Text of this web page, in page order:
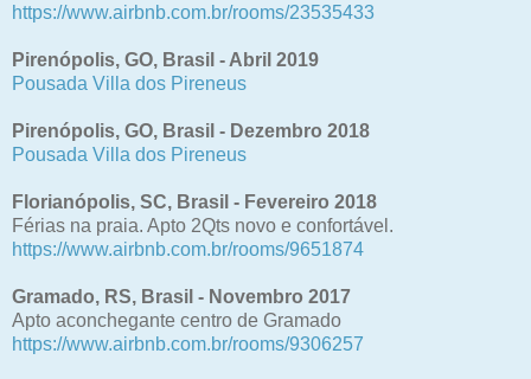
https://www.airbnb.com.br/rooms/23535433
Pirenópolis, GO, Brasil - Abril 2019
Pousada Villa dos Pireneus
Pirenópolis, GO, Brasil - Dezembro 2018
Pousada Villa dos Pireneus
Florianópolis, SC, Brasil - Fevereiro 2018
Férias na praia. Apto 2Qts novo e confortável.
https://www.airbnb.com.br/rooms/9651874
Gramado, RS, Brasil - Novembro 2017
Apto aconchegante centro de Gramado
https://www.airbnb.com.br/rooms/9306257